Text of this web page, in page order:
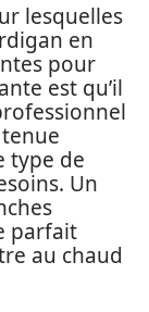
lesquelles
en
pour
est qu’il
type de
Un
parfait
au chaud